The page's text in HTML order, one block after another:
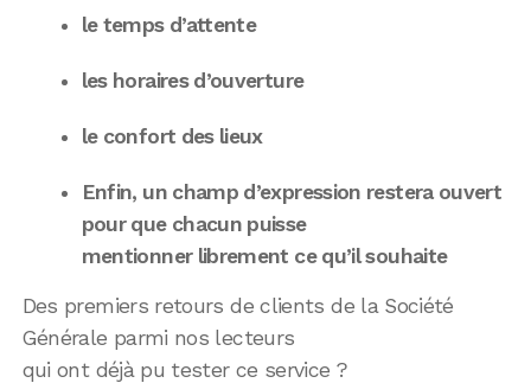
le temps d’attente
les horaires d’ouverture
le confort des lieux
Enfin, un champ d’expression restera ouvert
pour que chacun puisse
mentionner librement ce qu’il souhaite
Des premiers retours de clients de la Société
Générale parmi nos lecteurs
qui ont déjà pu tester ce service ?